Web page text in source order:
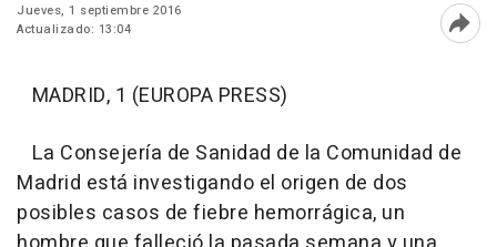
Jueves, 1 septiembre 2016
Actualizado: 13:04
MADRID, 1 (EUROPA PRESS)
La Consejería de Sanidad de la Comunidad de
Madrid está investigando el origen de dos
posibles casos de fiebre hemorrágica, un